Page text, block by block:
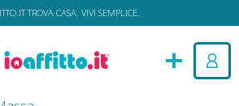
TROVA CASA. VIVI SEMPLICE.